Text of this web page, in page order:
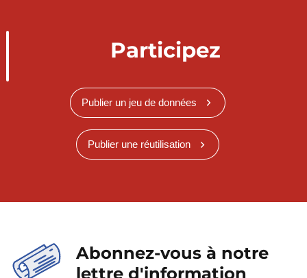
Participez
Publier un jeu de données
Publier une réutilisation
Abonnez-vous à notre
lettre d'information